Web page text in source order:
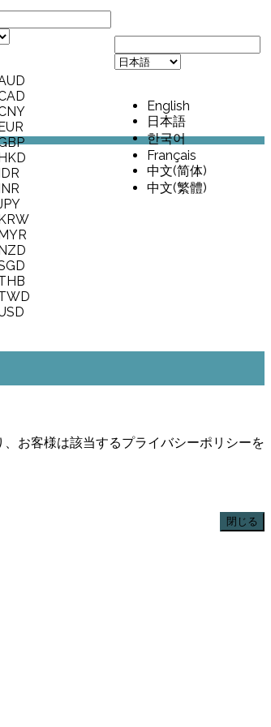
English
日本語
한국어
Français
中文(简体)
中文(繁體)
お客様は該当するプライバシーポリシーを
閉じる